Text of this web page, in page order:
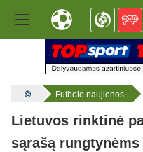
Futbolo naujienos
Lietuvos rinktinė
sąrašą